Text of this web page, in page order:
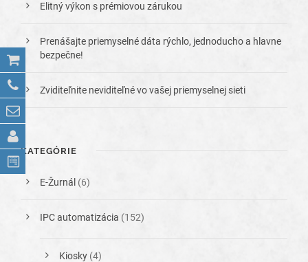
Elitný výkon s prémiovou zárukou
Prenášajte priemyselné dáta rýchlo, jednoducho a hlavne
bezpečne!
Zviditeľnite neviditeľné vo vašej priemyselnej sieti
KATEGÓRIE
E-Žurnál (6)
IPC automatizácia (152)
Kiosky (4)